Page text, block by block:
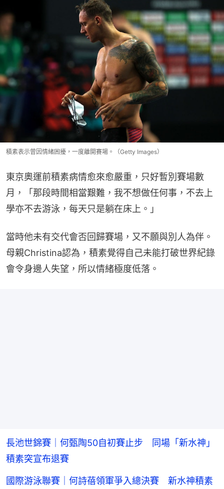
積素表示曾因情緒困擾，一度離開賽場。（Getty Images）
東京奧運前積素病情愈來愈嚴重，只好暫別賽場數
月，「那段時間相當艱難，我不想做任何事，不去上
學亦不去游泳，每天只是躺在床上。」
當時他未有交代會否回歸賽場，又不願與別人為伴。
母親Christina認為，積素覺得自己未能打破世界紀錄
會令身邊人失望，所以情緒極度低落。
長池世錦賽｜何甄陶50自初賽止步 同場「新水神」
積素突宣布退賽
國際游泳聯賽｜何詩蓓領軍爭入總決賽 新水神積素